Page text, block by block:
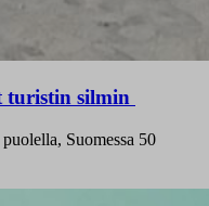
turistin silmin
Suomessa 50